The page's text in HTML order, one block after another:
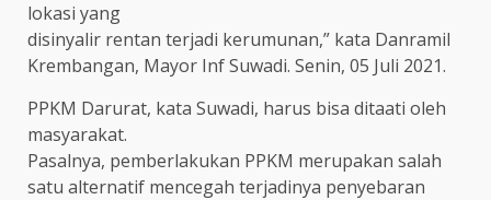
lokasi yang
disinyalir rentan terjadi kerumunan,” kata Danramil
Krembangan, Mayor Inf Suwadi. Senin, 05 Juli 2021.
PPKM Darurat, kata Suwadi, harus bisa ditaati oleh
masyarakat.
Pasalnya, pemberlakukan PPKM merupakan salah
satu alternatif mencegah terjadinya penyebaran